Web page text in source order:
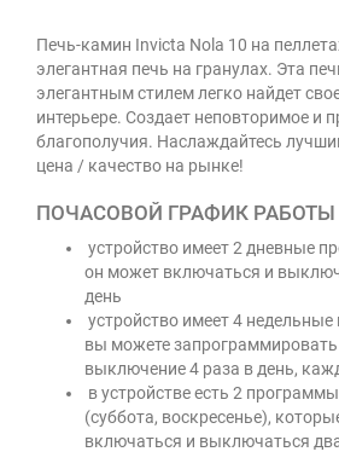
Печь-камин Invicta Nola 10 на
элегантная печь на гранулах. Эта
элегантным стилем легко найдет
интерьере. Создает неповторимое и
благополучия. Наслаждайтесь
цена / качество на рынке!
ПОЧАСОВОЙ ГРАФИК РАБОТЫ
устройство имеет 2 дневные
он может включаться и
день
устройство имеет 4
вы можете запрограммировать
выключение 4 раза в день,
в устройстве есть 2
(суббота, воскресенье),
включаться и выключаться